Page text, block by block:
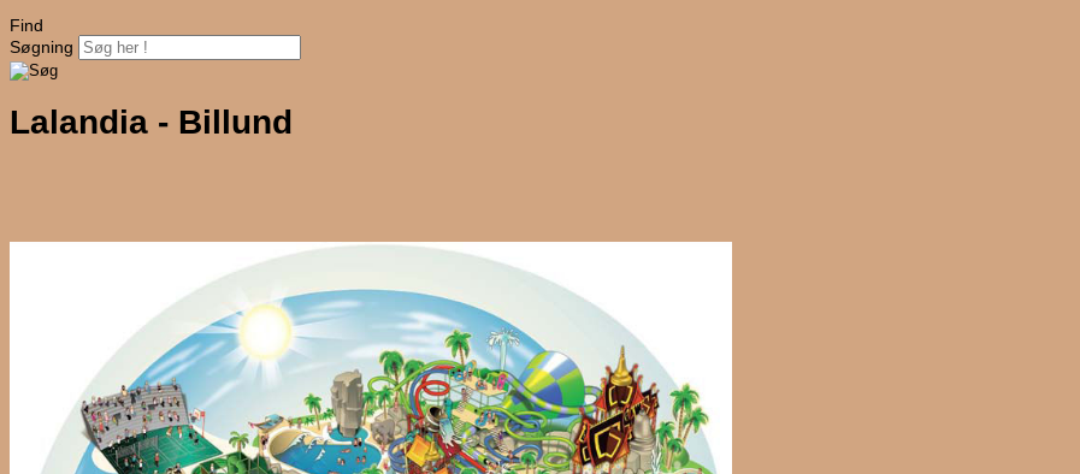
Find
Søgning
Lalandia - Billund